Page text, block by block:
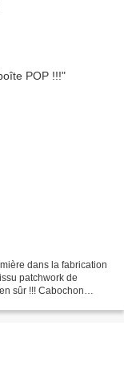
dans la fabrication
patchwork de
sûr !!! Cabochon